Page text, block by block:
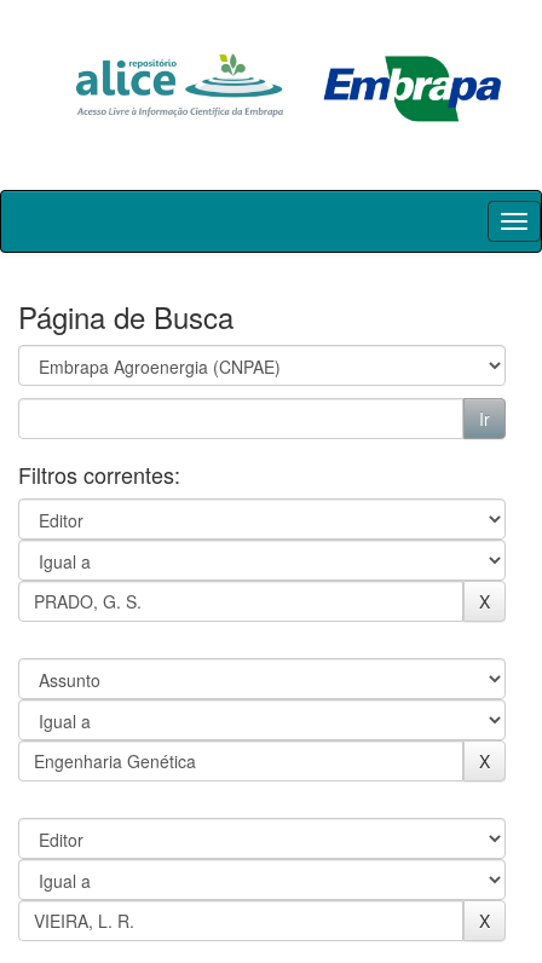
Skip
Página de Busca
Filtros correntes: